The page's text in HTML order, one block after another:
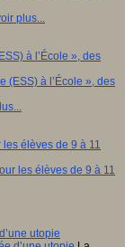
plus...
à l’École », des
élèves de 9 à 11
utopie